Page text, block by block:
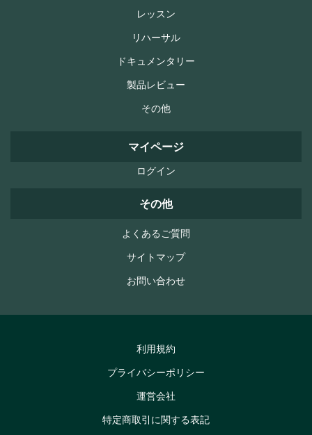
レッスン
リハーサル
ドキュメンタリー
製品レビュー
その他
マイページ
ログイン
その他
よくあるご質問
サイトマップ
お問い合わせ
利用規約
プライバシーポリシー
運営会社
特定商取引に関する表記